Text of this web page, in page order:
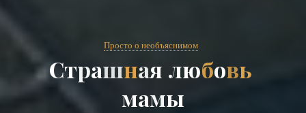
Просто о необъяснимом
Страшная любовь
мамы